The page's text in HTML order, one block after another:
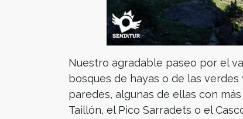
Nuestro agradable paseo por el
bosques de hayas o de las
paredes, algunas de ellas con
Taillón, el Pico Sarradets o el